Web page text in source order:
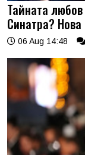
Тайната
Синатра?
06 Aug 14:48